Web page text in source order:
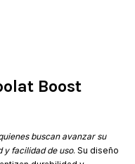
Boost
buscan avanzar su
y facilidad de uso. Su diseño